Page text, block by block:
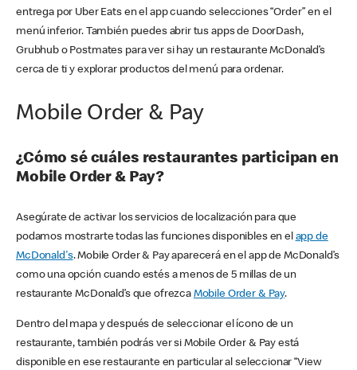
entrega por Uber Eats en el app cuando selecciones “Order” en el
menú inferior. También puedes abrir tus apps de DoorDash,
Grubhub o Postmates para ver si hay un restaurante McDonald’s
cerca de ti y explorar productos del menú para ordenar.
Mobile Order & Pay
¿Cómo sé cuáles restaurantes participan en
Mobile Order & Pay?
Asegúrate de activar los servicios de localización para que
podamos mostrarte todas las funciones disponibles en el app de
McDonald's. Mobile Order & Pay aparecerá en el app de McDonald’s
como una opción cuando estés a menos de 5 millas de un
restaurante McDonald’s que ofrezca Mobile Order & Pay.
Dentro del mapa y después de seleccionar el ícono de un
restaurante, también podrás ver si Mobile Order & Pay está
disponible en ese restaurante en particular al seleccionar “View